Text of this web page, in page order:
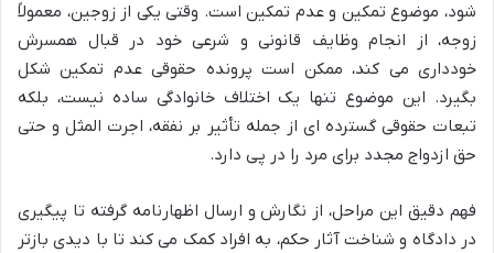
شود، موضوع تمکین و عدم تمکین است. وقتی یکی از زوجین، معمولاً
زوجه، از انجام وظایف قانونی و شرعی خود در قبال همسرش
خودداری می کند، ممکن است پرونده حقوقی عدم تمکین شکل
بگیرد. این موضوع تنها یک اختلاف خانوادگی ساده نیست، بلکه
تبعات حقوقی گسترده ای از جمله تأثیر بر نفقه، اجرت المثل و حتی
حق ازدواج مجدد برای مرد را در پی دارد.
فهم دقیق این مراحل، از نگارش و ارسال اظهارنامه گرفته تا پیگیری
در دادگاه و شناخت آثار حکم، به افراد کمک می کند تا با دیدی بازتر